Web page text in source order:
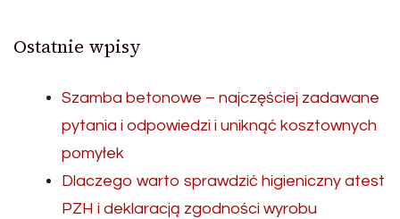
Ostatnie wpisy
Szamba betonowe – najczęściej zadawane
pytania i odpowiedzi i uniknąć kosztownych
pomyłek
Dlaczego warto sprawdzić higieniczny atest
PZH i deklaracją zgodności wyrobu